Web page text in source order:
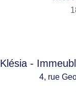
Klésia -
4, rue